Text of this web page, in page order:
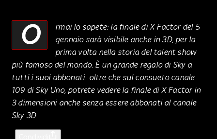
O
rmai lo sapete: la finale di X Factor del 5
gennaio sarà visibile anche in 3D, per la
prima volta nella storia del talent show
più famoso del mondo. È un grande regalo di Sky a
tutti i suoi abbonati: oltre che sul consueto canale
109 di Sky Uno, potrete vedere la finale di X Factor in
3 dimensioni anche senza essere abbonati al canale
Sky 3D